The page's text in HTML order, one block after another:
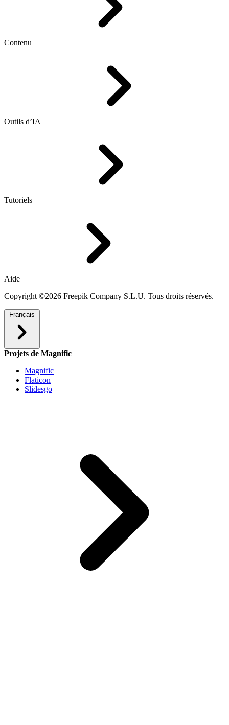
Contenu
Outils d’IA
Tutoriels
Aide
Copyright ©2026 Freepik Company S.L.U. Tous droits réservés.
Français
Projets de Magnific
Magnific
Flaticon
Slidesgo